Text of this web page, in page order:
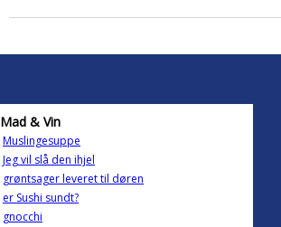
Mad & Vin
Muslingesuppe
Jeg vil slå den ihjel
grøntsager leveret til døren
er Sushi sundt?
gnocchi